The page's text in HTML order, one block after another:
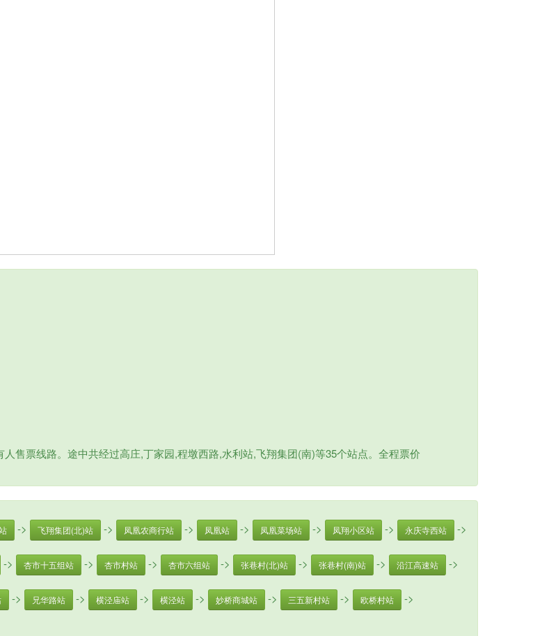
售票线路。途中共经过高庄,丁家园,程墩西路,水利站,飞翔集团(南)等35个站点。全程票价
-> 飞翔集团(北)站 -> 凤凰农商行站 -> 凤凰站 -> 凤凰菜场站 -> 凤翔小区站 -> 永庆寺西站 ->
-> 杏市十五组站 -> 杏市村站 -> 杏市六组站 -> 张巷村(北)站 -> 张巷村(南)站 -> 沿江高速站 ->
-> 兄华路站 -> 横泾庙站 -> 横泾站 -> 妙桥商城站 -> 三五新村站 -> 欧桥村站 ->